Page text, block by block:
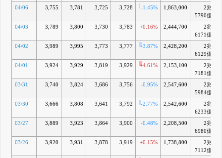
04/06 3,755 3,781 3,725 3,728 -1.45% 1,863,000
2兆
5790億
04/03 3,789 3,800 3,730 3,783 +0.16% 2,444,700
2兆
6171億
04/02 3,989 3,995 3,773 3,777 -3.87% 2,428,200
2兆
6129億
04/01 3,924 3,929 3,819 3,929 +4.61% 2,153,100
2兆
7181億
03/31 3,740 3,824 3,686 3,756 -0.95% 2,547,600
2兆
5984億
03/30 3,666 3,808 3,641 3,792 -2.77% 2,542,600
2兆
6233億
03/27 3,889 3,923 3,864 3,900 -0.48% 2,208,500
2兆
6980億
03/26 3,920 3,931 3,878 3,919 +0.15% 1,738,800
2兆
7112億